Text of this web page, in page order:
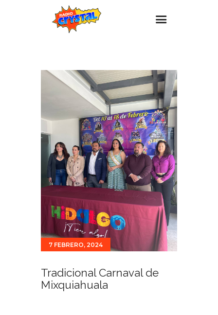
Estaciones
Eventos
Promociones
Para ti
Contacto
7 FEBRERO, 2024
Tradicional Carnaval de
Mixquiahuala